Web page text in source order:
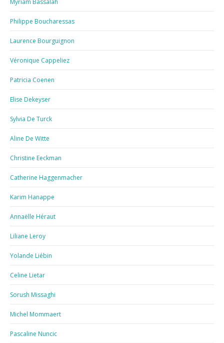
Myriam Bassalah
Philippe Boucharessas
Laurence Bourguignon
Véronique Cappeliez
Patricia Coenen
Elise Dekeyser
Sylvia De Turck
Aline De Witte
Christine Eeckman
Catherine Haggenmacher
Karim Hanappe
Annaëlle Héraut
Liliane Leroy
Yolande Liébin
Celine Lietar
Sorush Missaghi
Michel Mommaert
Pascaline Nuncic